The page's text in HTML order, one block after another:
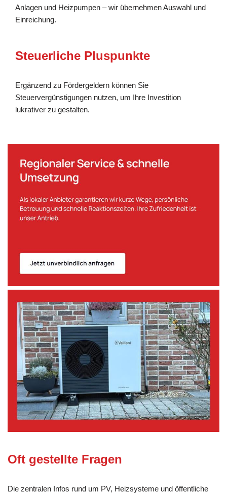
Anlagen und Heizpumpen – wir übernehmen Auswahl und
Einreichung.
Steuerliche Pluspunkte
Ergänzend zu Fördergeldern können Sie
Steuervergünstigungen nutzen, um Ihre Investition
lukrativer zu gestalten.
Oft gestellte Fragen
Die zentralen Infos rund um PV, Heizsysteme und öffentliche